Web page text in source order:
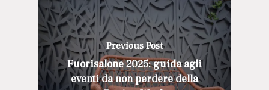
Previous Post
Fuorisalone 2025: guida agli
eventi da non perdere della